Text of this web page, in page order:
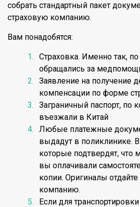
собрать стандартный пакет
страховую компанию.
Вам понадобятся:
Страховка. Именно так,
обращались за
Заявление на получение
компенсации по форме
Заграничный паспорт, по
въезжали в Китай
Любые платежные
выдадут в поликлинике.
которые подтвердят, что
вы оплачивали
копии. Оригиналы
компанию.
Если для